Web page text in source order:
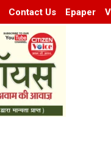
Contact Us Epaper